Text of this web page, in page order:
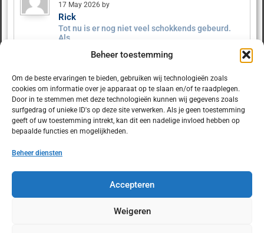
Beheer toestemming
Om de beste ervaringen te bieden, gebruiken wij technologieën zoals
cookies om informatie over je apparaat op te slaan en/of te raadplegen.
Door in te stemmen met deze technologieën kunnen wij gegevens zoals
surfgedrag of unieke ID's op deze site verwerken. Als je geen toestemming
geeft of uw toestemming intrekt, kan dit een nadelige invloed hebben op
bepaalde functies en mogelijkheden.
Beheer diensten
Accepteren
Weigeren
17 May 2026 by
Rick
Tot nu is er nog niet veel schokkends gebeurd.
Als…
Ufo’s niet buitenaards, volgens Pentagon.
9 May 2026 by MysteryX
Het Pentagon heeft ruim 160 UFO‑dossiers
vrijgegeven. Er zijn geen…
© 2025 Dulcet.nl